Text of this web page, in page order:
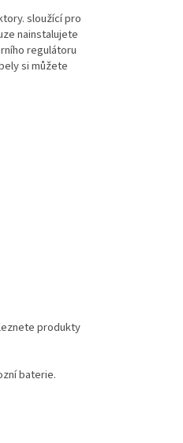
. sloužící pro
nainstalujete
regulátoru
si můžete
produkty
baterie.